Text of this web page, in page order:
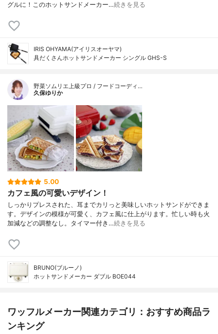
グルに！このホットサンドメーカー…続きを見る
IRIS OHYAMA(アイリスオーヤマ)
具だくさんホットサンドメーカー シングル GHS-S
野菜ソムリエ上級プロ / フードコーディ…
久保ゆりか
5.00
カフェ風の可愛いデザイン！
しっかりプレスされた、耳までカリっと美味しいホットサンドができま
す。デザインの模様が可愛く、カフェ風に仕上がります。忙しい時も火
加減などの調整なし。タイマー付き…続きを見る
BRUNO(ブルーノ)
ホットサンドメーカー ダブル BOE044
ワッフルメーカー関連カテゴリ：おすすめ商品ラ
ンキング